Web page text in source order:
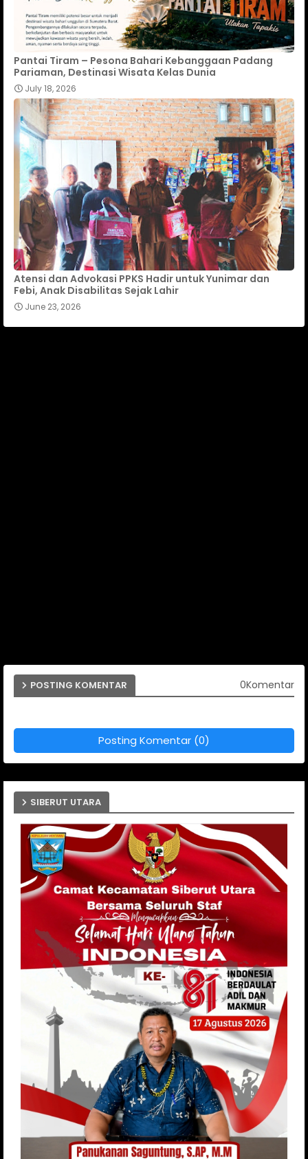
Pantai Tiram – Pesona Bahari Kebanggaan Padang
Pariaman, Destinasi Wisata Kelas Dunia
July 18, 2026
Atensi dan Advokasi PPKS Hadir untuk Yunimar dan
Febi, Anak Disabilitas Sejak Lahir
June 23, 2026
POSTING KOMENTAR 0Komentar
Posting Komentar (0)
SIBERUT UTARA